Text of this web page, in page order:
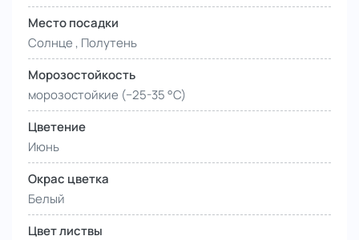
Место посадки
Солнце , Полутень
Морозостойкость
морозостойкие (−25-35 °С)
Цветение
Июнь
Окрас цветка
Белый
Цвет листвы